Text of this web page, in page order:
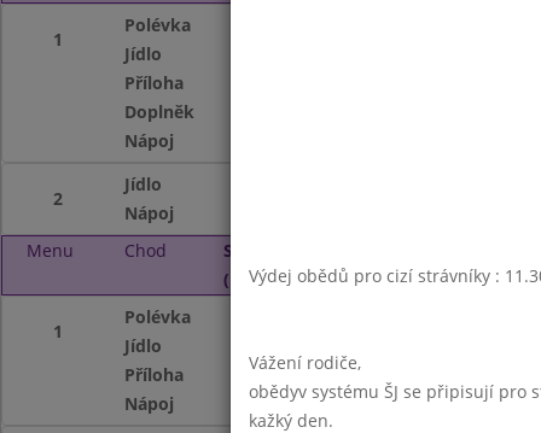
1
Polévka
Jídlo
Příloha
Doplněk
Nápoj
2
Jídlo
Nápoj
Menu
Chod
Středa 3. 12. 2025
(11:30 - 13:45)
1
Polévka
Jídlo
Příloha
Nápoj
ovocný nápoj
Výdej obědů pro cizí strávníky :
Vážení rodiče,
obědyv systému ŠJ se připisují pro
kažký den.